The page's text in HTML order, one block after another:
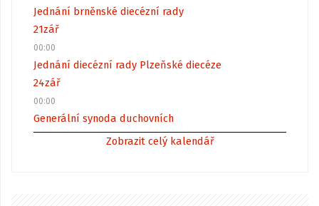
Jednání brněnské diecézní rady
21zář
00:00
Jednání diecézní rady Plzeňské diecéze
24zář
00:00
Generální synoda duchovních
Zobrazit celý kalendář